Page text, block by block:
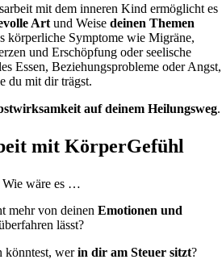
mit dem inneren Kind ermöglicht es
Art und Weise deinen Themen
körperliche Symptome wie Migräne,
und Erschöpfung oder seelische
Essen, Beziehungsprobleme oder Angst,
du mit dir trägst.
auf deinem Heilungsweg.
mit KörperGefühl
Wie wäre es …
mehr von deinenEmotionen und
lässt?
könntest, werin dir am Steuer sitzt?